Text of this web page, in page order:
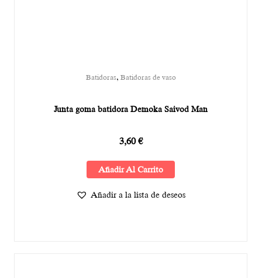
Batidoras, Batidoras de vaso
Junta goma batidora Demoka Saivod Man
3,60€
Añadir Al Carrito
Añadir a la lista de deseos